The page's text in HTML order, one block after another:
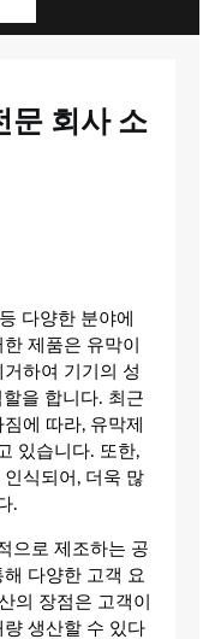
문 회사 소
다양한 분야에
제품은 유막이
하여 기기의 성
을 합니다. 최근
에 따라, 유막제
있습니다. 또한,
식되어, 더욱 많
.
으로 제조하는 공
다양한 고객 요
의 장점은 고객이
생산할 수 있다